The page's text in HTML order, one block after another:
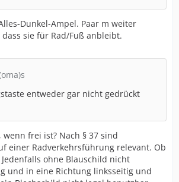
Dunkel-Ampel. Paar m weiter
sie für Rad/Fuß anbleibt.
entweder gar nicht gedrückt
frei ist? Nach § 37 sind
einer Radverkehrsführung relevant. Ob
ohne Blauschild nicht
und in eine Richtung linksseitig und